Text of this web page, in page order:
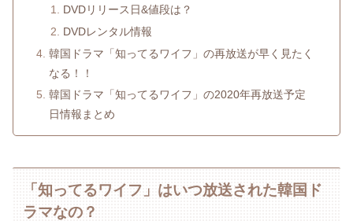
DVDリリース日&値段は？
DVDレンタル情報
韓国ドラマ「知ってるワイフ」の再放送が早く見たく
なる！！
韓国ドラマ「知ってるワイフ」の2020年再放送予定
日情報まとめ
「知ってるワイフ」はいつ放送された韓国ド
ラマなの？